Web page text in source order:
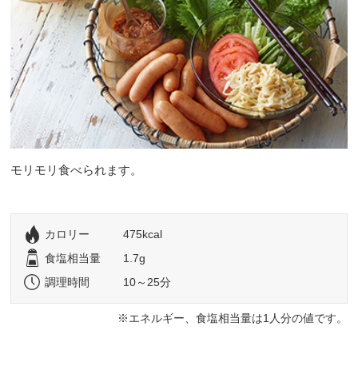
モリモリ食べられます。
カロリー
475kcal
食塩相当量
1.7g
調理時間
10～25分
エネルギー、食塩相当量は1人分の値です。